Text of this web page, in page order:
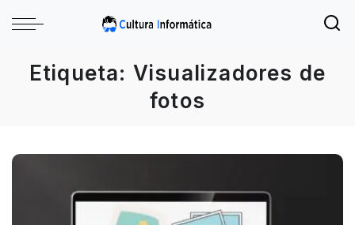
Etiqueta: Visualizadores de
fotos